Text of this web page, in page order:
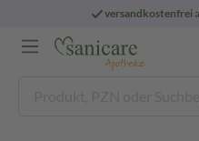
versandkostenfrei